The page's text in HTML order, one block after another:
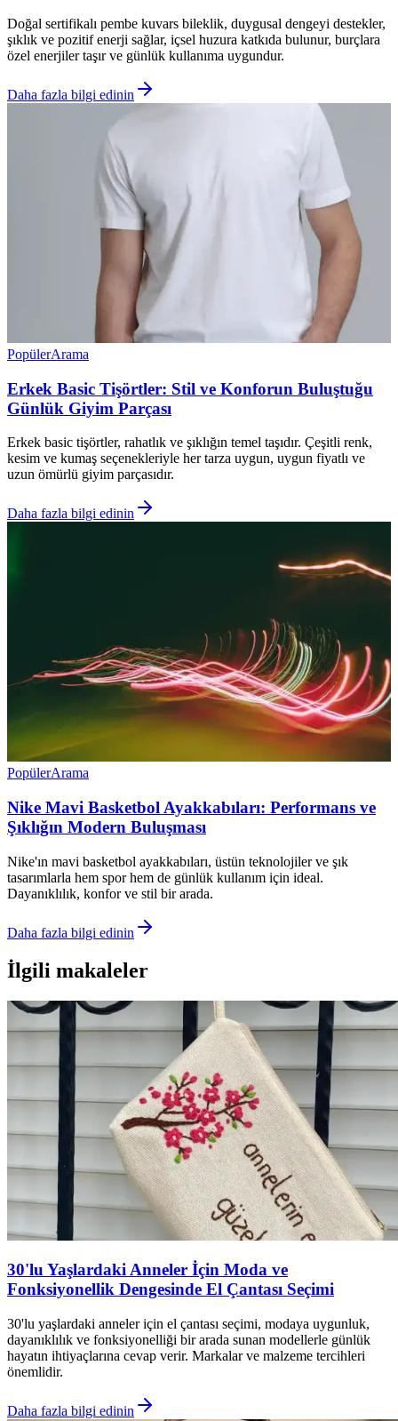
Doğal sertifikalı pembe kuvars bileklik, duygusal dengeyi destekler,
şıklık ve pozitif enerji sağlar, içsel huzura katkıda bulunur, burçlara
özel enerjiler taşır ve günlük kullanıma uygundur.
Daha fazla bilgi edinin
PopülerArama
Erkek Basic Tişörtler: Stil ve Konforun Buluştuğu
Günlük Giyim Parçası
Erkek basic tişörtler, rahatlık ve şıklığın temel taşıdır. Çeşitli renk,
kesim ve kumaş seçenekleriyle her tarza uygun, uygun fiyatlı ve
uzun ömürlü giyim parçasıdır.
Daha fazla bilgi edinin
PopülerArama
Nike Mavi Basketbol Ayakkabıları: Performans ve
Şıklığın Modern Buluşması
Nike'ın mavi basketbol ayakkabıları, üstün teknolojiler ve şık
tasarımlarla hem spor hem de günlük kullanım için ideal.
Dayanıklılık, konfor ve stil bir arada.
Daha fazla bilgi edinin
İlgili makaleler
30'lu Yaşlardaki Anneler İçin Moda ve
Fonksiyonellik Dengesinde El Çantası Seçimi
30'lu yaşlardaki anneler için el çantası seçimi, modaya uygunluk,
dayanıklılık ve fonksiyonelliği bir arada sunan modellerle günlük
hayatın ihtiyaçlarına cevap verir. Markalar ve malzeme tercihleri
önemlidir.
Daha fazla bilgi edinin